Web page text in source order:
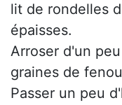
lit de rondelles
épaisses.
Arroser d'un
graines de
Passer un peu